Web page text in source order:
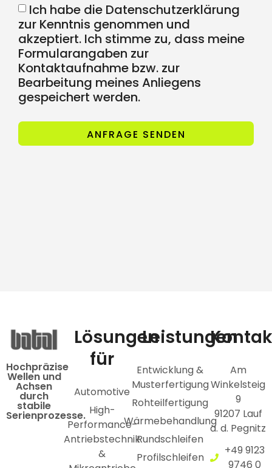
Ich habe die Datenschutzerklärung
zur Kenntnis genommen und
akzeptiert. Ich stimme zu, dass meine
Formularangaben zur
Kontaktaufnahme bzw. zur
Bearbeitung meines Anliegens
gespeichert werden.
ANFRAGE SENDEN
Hochpräzise
Wellen und
Achsen
durch
stabile
Serienprozesse.
Lösungen
für
Automotive
High-
Performance-
Antriebstechnik
&
Leistungen
Entwicklung &
Musterfertigung
Rohteilfertigung
Wärmebehandlung
Rundschleifen
Profilschleifen
Am
Winkelsteig
9
91207 Lauf
a. d. Pegnitz
+49 9123
9746 0